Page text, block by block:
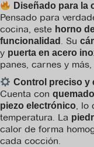
Diseñado para la
Pensado para
cocina, este horno
funcionalidad . Su
y puerta en acero
panes, carnes y
Control preciso y
Cuenta con
piezo electrónico, lo
temperatura. La
calor de forma
cada cocción.